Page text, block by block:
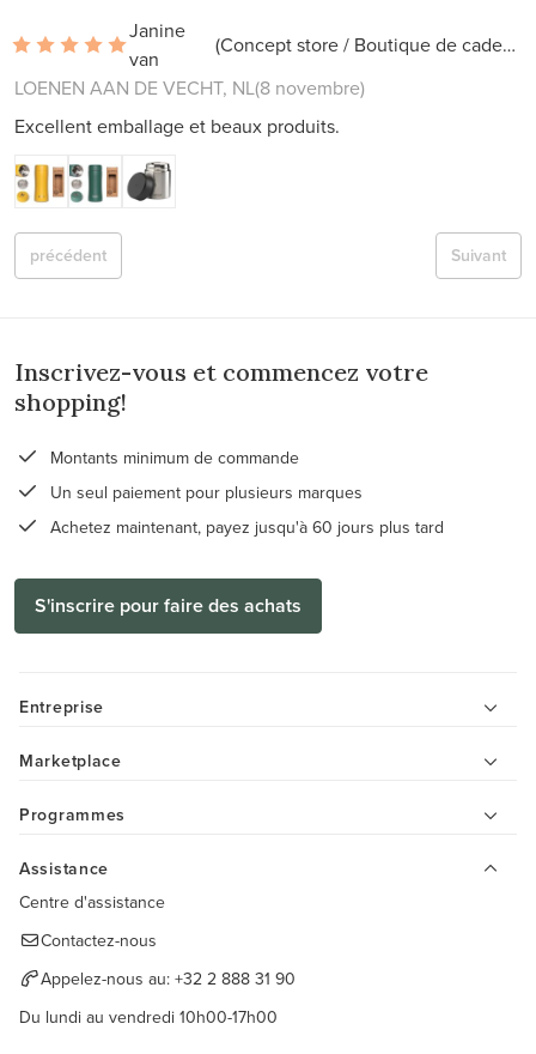
Janine
van
(Concept store / Boutique de cadeaux)
LOENEN AAN DE VECHT, NL(8 novembre)
Excellent emballage et beaux produits.
Suivant
précédent
Inscrivez-vous et commencez votre
shopping!
Montants minimum de commande
Un seul paiement pour plusieurs marques
Achetez maintenant, payez jusqu'à 60 jours plus tard
S'inscrire pour faire des achats
Entreprise
Marketplace
Programmes
Assistance
Centre d'assistance
Contactez-nous
Appelez-nous au: +32 2 888 31 90
Du lundi au vendredi 10h00-17h00